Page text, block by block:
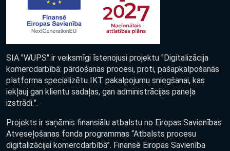
SIA "WUPS" ir veiksmīgi īstenojusi projektu "Digitalizācija
komercdarbībā: pārdošanas procesi, proti, pašapkalpošanās
platforma specializētu IKT pakalpojumu sniegšanai, kas
iekļauj gan klientu sadaļas, gan administrācijas paneļa
izstrādi.”.
Projekts ir saņēmis finansiālu atbalstu no Eiropas Savienības
Atveseļošanas fonda programmas “Atbalsts procesu
digitalizācijai komercdarbībā”. Finansē Eiropas Savienība